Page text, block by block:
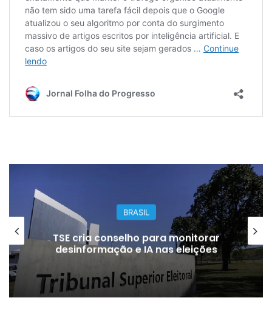
BRASIL
TSE cria conselho para monitorar
desinformação e IA nas eleições